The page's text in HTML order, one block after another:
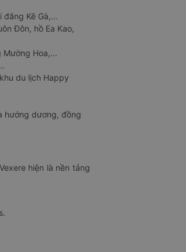
Kê Gà,...
Đôn, hồ Ea Kao,
Mường Hoa,...
du lịch Happy
hướng dương, đồng
hiện là nền tảng